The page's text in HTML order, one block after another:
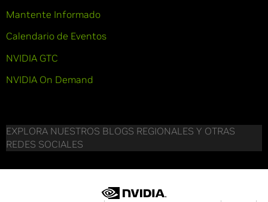
Mantente Informado
Calendario de Eventos
NVIDIA GTC
NVIDIA On Demand
EXPLORA NUESTROS BLOGS REGIONALES Y OTRAS
REDES SOCIALES